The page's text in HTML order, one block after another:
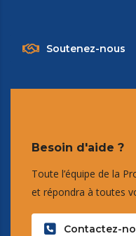
Soutenez-nous
Besoin d'aide ?
Toute l’équipe de la
et répondra à toutes
Contactez-